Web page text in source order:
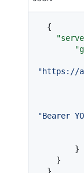
{
"https://
"Bearer
}
}